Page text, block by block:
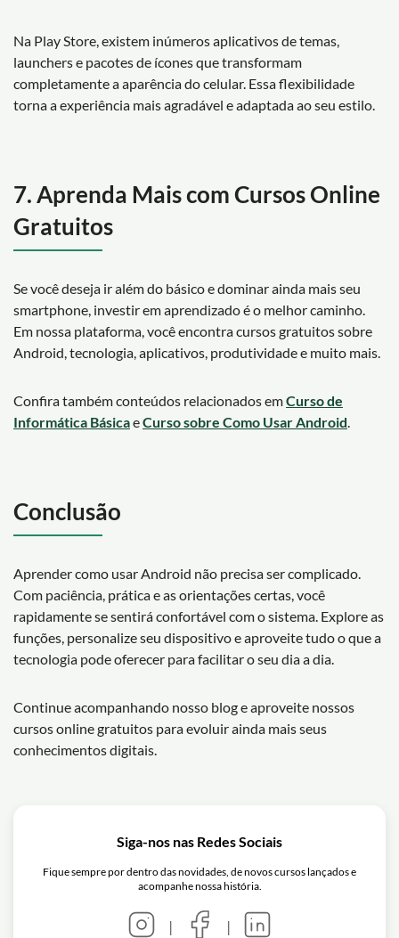
Na Play Store, existem inúmeros aplicativos de temas,
launchers e pacotes de ícones que transformam
completamente a aparência do celular. Essa flexibilidade
torna a experiência mais agradável e adaptada ao seu estilo.
7. Aprenda Mais com Cursos Online
Gratuitos
Se você deseja ir além do básico e dominar ainda mais seu
smartphone, investir em aprendizado é o melhor caminho.
Em nossa plataforma, você encontra cursos gratuitos sobre
Android, tecnologia, aplicativos, produtividade e muito mais.
Confira também conteúdos relacionados emCurso de
Informática BásicaeCurso sobre Como Usar Android.
Conclusão
Aprender como usar Android não precisa ser complicado.
Com paciência, prática e as orientações certas, você
rapidamente se sentirá confortável com o sistema. Explore as
funções, personalize seu dispositivo e aproveite tudo o que a
tecnologia pode oferecer para facilitar o seu dia a dia.
Continue acompanhando nosso blog e aproveite nossos
cursos online gratuitos para evoluir ainda mais seus
conhecimentos digitais.
Siga-nos nas Redes Sociais
Fique sempre por dentro das novidades, de novos cursos lançados e
acompanhe nossa história.
| |